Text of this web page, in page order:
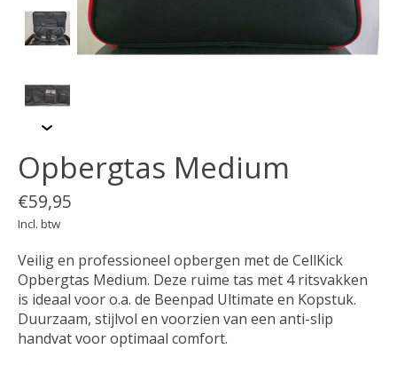
Opbergtas Medium
€59,95
Incl. btw
Veilig en professioneel opbergen met de CellKick
Opbergtas Medium. Deze ruime tas met 4 ritsvakken
is ideaal voor o.a. de Beenpad Ultimate en Kopstuk.
Duurzaam, stijlvol en voorzien van een anti-slip
handvat voor optimaal comfort.